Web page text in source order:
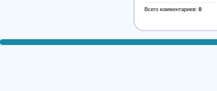
Всего комментариев: 0